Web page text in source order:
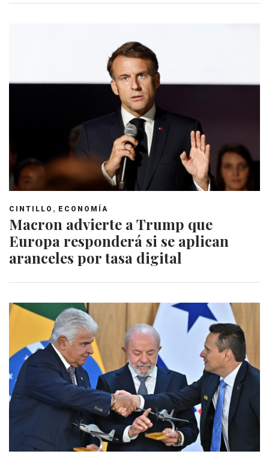
CINTILLO , ECONOMÍA
Macron advierte a Trump que
Europa responderá si se aplican
aranceles por tasa digital